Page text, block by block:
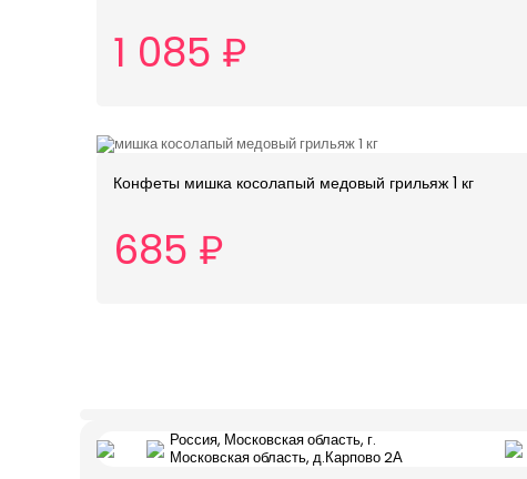
1 085 ₽
Конфеты мишка косолапый медовый грильяж 1 кг
685 ₽
Россия, Московская область, г.
Московская область, д.Карпово 2А